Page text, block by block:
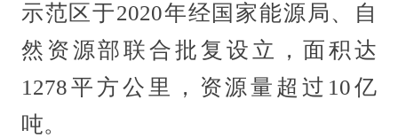
示范区于2020年经国家能源局、自
然资源部联合批复设立，面积达
1278平方公里，资源量超过10亿
吨。